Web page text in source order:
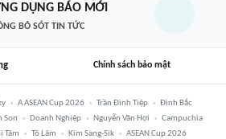
DỤNG BÁO MỚI
BỎ SÓT TIN TỨC
Chính sách bảo mật
A ASEAN Cup 2026 Trần Đình Tiệp
Đình Bắc
Son Doanh Nghiệp Nguyễn Văn Hợi
Campuchia
Tâm Tô Lâm Kim Sang-Sik
ASEAN Cup 2026